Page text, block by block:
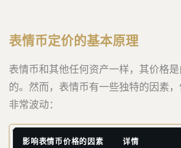
表情币定价的基本原理
表情币和其他任何资产一样，其价格
的。然而，表情币有一些独特的因素
非常波动：
影响表情币价格的因素 详情